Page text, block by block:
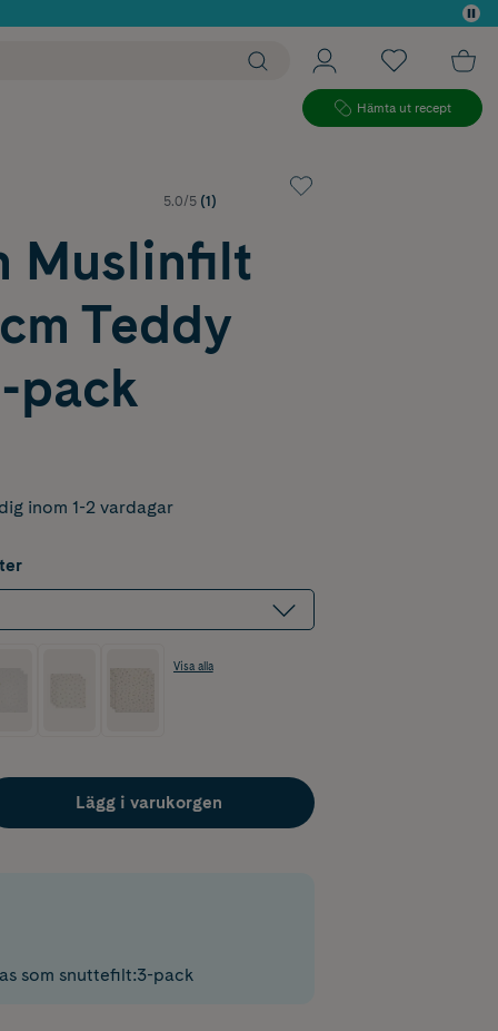
Hämta ut recept
5.0/5 (1)
Muslinfilt
Teddy
pack
inom 1-2 vardagar
Visa alla
Lägg i varukorgen
som snuttefilt:3-pack